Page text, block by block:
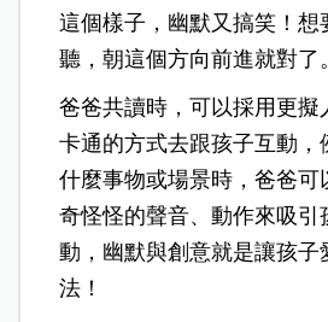
這個樣子，幽默又搞笑！想
聽，朝這個方向前進就對了
爸爸共讀時，可以採用更擬
卡通的方式去跟孩子互動，
什麼事物或場景時，爸爸可
奇怪怪的聲音、動作來吸引
動，幽默與創意就是讓孩子
法！